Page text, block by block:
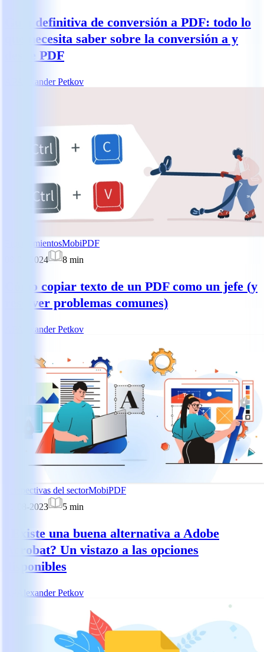
Guía definitiva de conversión a PDF: todo lo
que necesita saber sobre la conversión a y
desde PDF
Alexander Petkov
ProcedimientosMobiPDF
08-01-2024
8 min
Cómo copiar texto de un PDF como un jefe (y
resolver problemas comunes)
Alexander Petkov
Perspectivas del sectorMobiPDF
21-08-2023
5 min
¿Existe una buena alternativa a Adobe
Acrobat? Un vistazo a las opciones
disponibles
Alexander Petkov